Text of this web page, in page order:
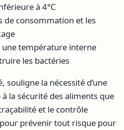
à 4°C
de consommation et les
une température interne
les bactéries
souligne la nécessité d’une
la sécurité des aliments que
et le contrôle
prévenir tout risque pour